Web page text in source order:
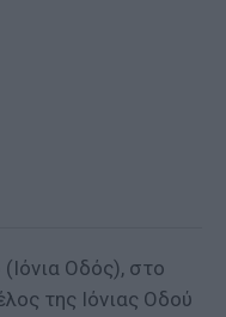
Οδός), στο
της Ιόνιας Οδού